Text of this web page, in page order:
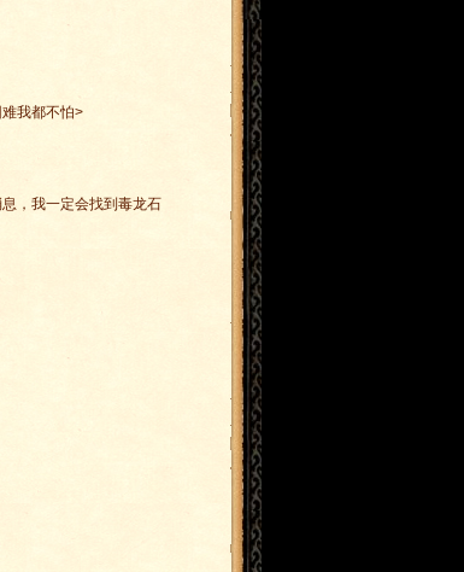
我都不怕>
，我一定会找到毒龙石